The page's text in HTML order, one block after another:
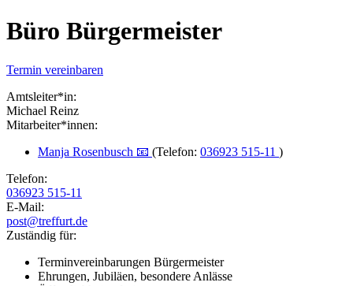
Büro Bürgermeister
Termin vereinbaren
Amtsleiter*in:
Michael Reinz
Mitarbeiter*innen:
Manja Rosenbusch 📧 (Telefon: 036923 515-11 )
Telefon:
036923 515-11
E-Mail:
post@treffurt.de
Zuständig für:
Terminvereinbarungen Bürgermeister
Ehrungen, Jubiläen, besondere Anlässe